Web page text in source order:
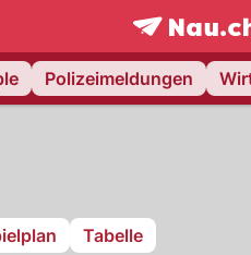
frontpage.
Polizeimeldungen
Tabelle